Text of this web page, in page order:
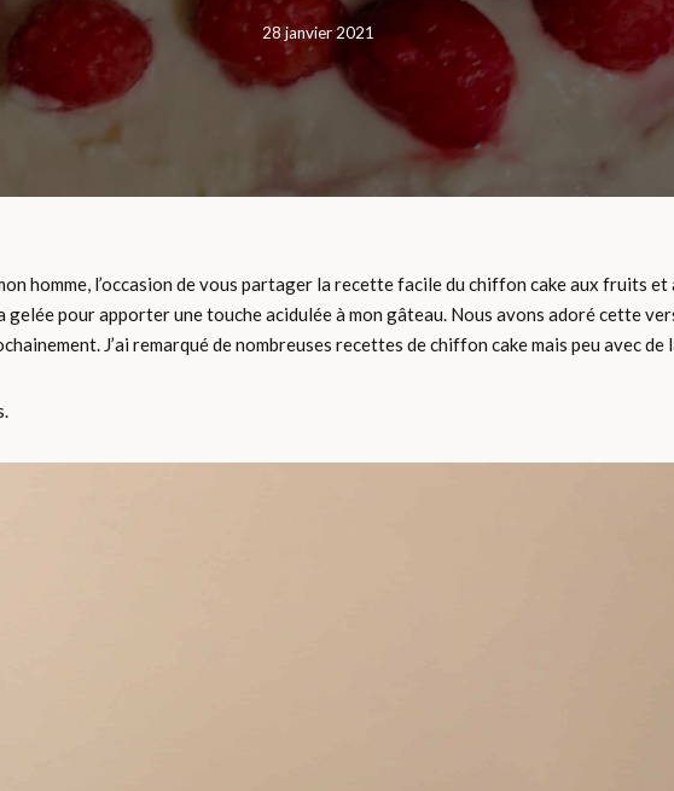
28 janvier 2021
homme, l’occasion de vous partager la recette facile du chiffon cake aux fruits
gelée pour apporter une touche acidulée à mon gâteau. Nous avons adoré cette
J’ai remarqué de nombreuses recettes de chiffon cake mais peu avec